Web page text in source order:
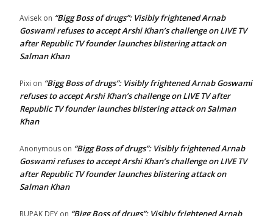
Avisek on “Bigg Boss of drugs”: Visibly frightened Arnab
Goswami refuses to accept Arshi Khan’s challenge on LIVE TV
after Republic TV founder launches blistering attack on
Salman Khan
Pixi on “Bigg Boss of drugs”: Visibly frightened Arnab Goswami
refuses to accept Arshi Khan’s challenge on LIVE TV after
Republic TV founder launches blistering attack on Salman
Khan
Anonymous on “Bigg Boss of drugs”: Visibly frightened Arnab
Goswami refuses to accept Arshi Khan’s challenge on LIVE TV
after Republic TV founder launches blistering attack on
Salman Khan
RUPAK DEY on “Bigg Boss of drugs”: Visibly frightened Arnab